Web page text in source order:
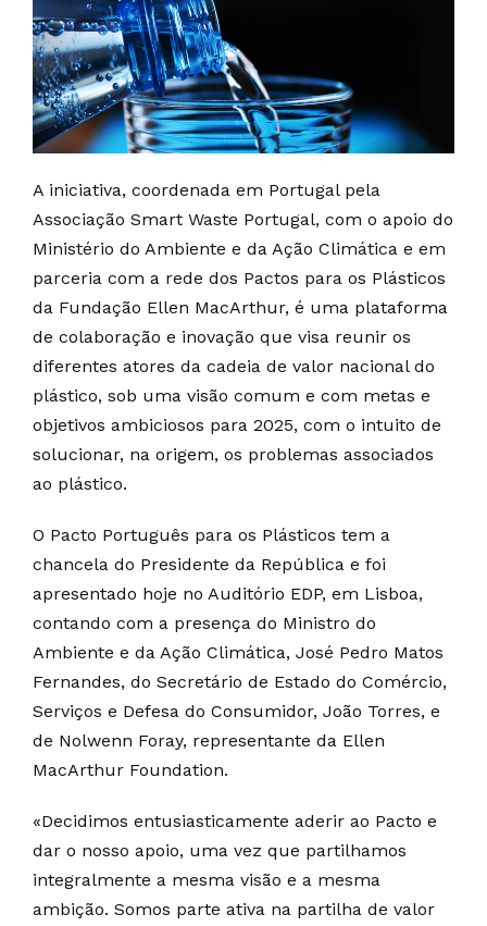
A iniciativa, coordenada em Portugal pela
Associação Smart Waste Portugal, com o apoio do
Ministério do Ambiente e da Ação Climática e em
parceria com a rede dos Pactos para os Plásticos
da Fundação Ellen MacArthur, é uma plataforma
de colaboração e inovação que visa reunir os
diferentes atores da cadeia de valor nacional do
plástico, sob uma visão comum e com metas e
objetivos ambiciosos para 2025, com o intuito de
solucionar, na origem, os problemas associados
ao plástico.
O Pacto Português para os Plásticos tem a
chancela do Presidente da República e foi
apresentado hoje no Auditório EDP, em Lisboa,
contando com a presença do Ministro do
Ambiente e da Ação Climática, José Pedro Matos
Fernandes, do Secretário de Estado do Comércio,
Serviços e Defesa do Consumidor, João Torres, e
de Nolwenn Foray, representante da Ellen
MacArthur Foundation.
«Decidimos entusiasticamente aderir ao Pacto e
dar o nosso apoio, uma vez que partilhamos
integralmente a mesma visão e a mesma
ambição. Somos parte ativa na partilha de valor